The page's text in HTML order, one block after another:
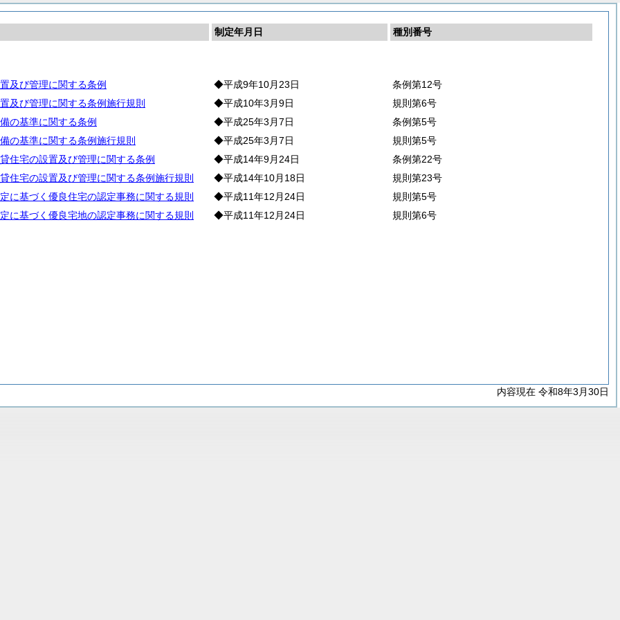
制定年月日
種別番号
及び管理に関する条例
◆平成9年10月23日
条例第12号
及び管理に関する条例施行規則
◆平成10年3月9日
規則第6号
の基準に関する条例
◆平成25年3月7日
条例第5号
の基準に関する条例施行規則
◆平成25年3月7日
規則第5号
住宅の設置及び管理に関する条例
◆平成14年9月24日
条例第22号
住宅の設置及び管理に関する条例施行規則
◆平成14年10月18日
規則第23号
に基づく優良住宅の認定事務に関する規則
◆平成11年12月24日
規則第5号
に基づく優良宅地の認定事務に関する規則
◆平成11年12月24日 規則第6号
内容現在 令和8年3月30日